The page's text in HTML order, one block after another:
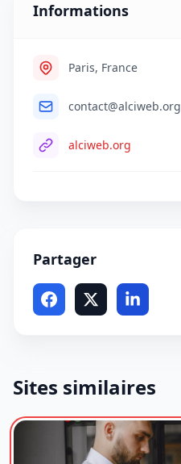
Informations
Paris, France
contact@alciweb.org
alciweb.org
Partager
Sites similaires